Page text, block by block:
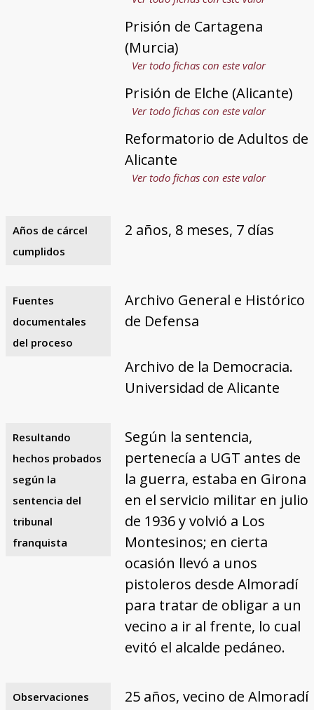
Prisión de Cartagena
(Murcia)
Ver todo fichas con este valor
Prisión de Elche (Alicante)
Ver todo fichas con este valor
Reformatorio de Adultos de
Alicante
Ver todo fichas con este valor
Años de cárcel
cumplidos
2 años, 8 meses, 7 días
Fuentes
documentales
del proceso
Archivo General e Histórico
de Defensa
Archivo de la Democracia.
Universidad de Alicante
Resultando
hechos probados
según la
sentencia del
tribunal
franquista
Según la sentencia,
pertenecía a UGT antes de
la guerra, estaba en Girona
en el servicio militar en julio
de 1936 y volvió a Los
Montesinos; en cierta
ocasión llevó a unos
pistoleros desde Almoradí
para tratar de obligar a un
vecino a ir al frente, lo cual
evitó el alcalde pedáneo.
Observaciones
25 años, vecino de Almoradí